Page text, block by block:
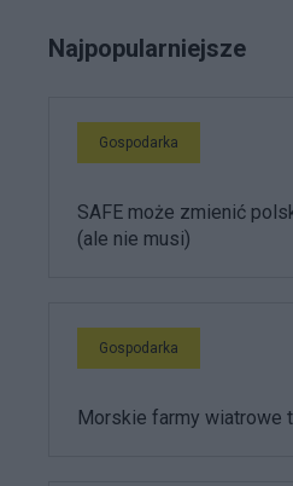
Najpopularniejsze
Gospodarka
SAFE może zmienić
(ale nie musi)
Gospodarka
Morskie farmy wiatrowe